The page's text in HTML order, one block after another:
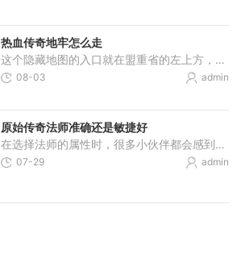
热血传奇地牢怎么走
这个隐藏地图的入口就在盟重省的左上方，小伙伴们到达坐标附近就能看到洞口。对于刚来探险的朋友们来说，地牢不仅是个升级宝地，更是通往死亡棺材等深层区域的必经之路。别看
08-03 admin
原始传奇法师准确还是敏捷好
在选择法师的属性时，很多小伙伴都会感到有些纠结。法师本身是一个依靠远程魔法输出和范围伤害的职业，在队伍中扮演着重要的火力支援角色。在确定属性优先级时，要考虑到法师
07-29 admin